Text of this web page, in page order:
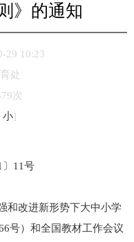
》的通知
29 10:23
处
次
小]
〕11号
和改进新形势下大中小学
号）和全国教材工作会议